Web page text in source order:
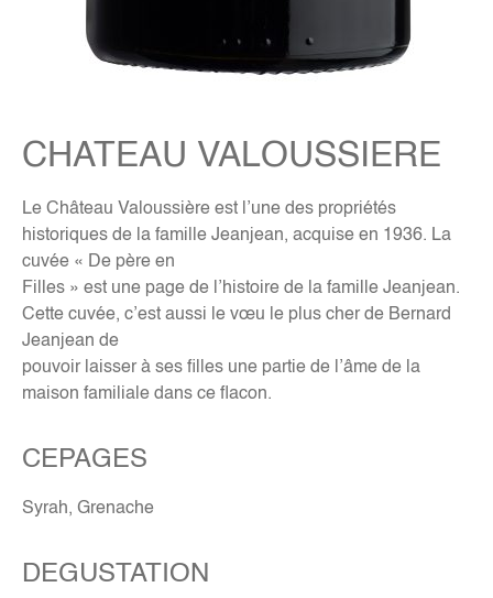
CHATEAU VALOUSSIERE
Le Château Valoussière est l’une des propriétés
historiques de la famille Jeanjean, acquise en 1936. La
cuvée « De père en
Filles » est une page de l’histoire de la famille Jeanjean.
Cette cuvée, c’est aussi le vœu le plus cher de Bernard
Jeanjean de
pouvoir laisser à ses filles une partie de l’âme de la
maison familiale dans ce flacon.
CEPAGES
Syrah, Grenache
DEGUSTATION